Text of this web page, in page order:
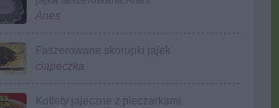
Anes
Faszerowane skorupki jajek
ciapeczka
Kotlety jajeczne z pieczarkami